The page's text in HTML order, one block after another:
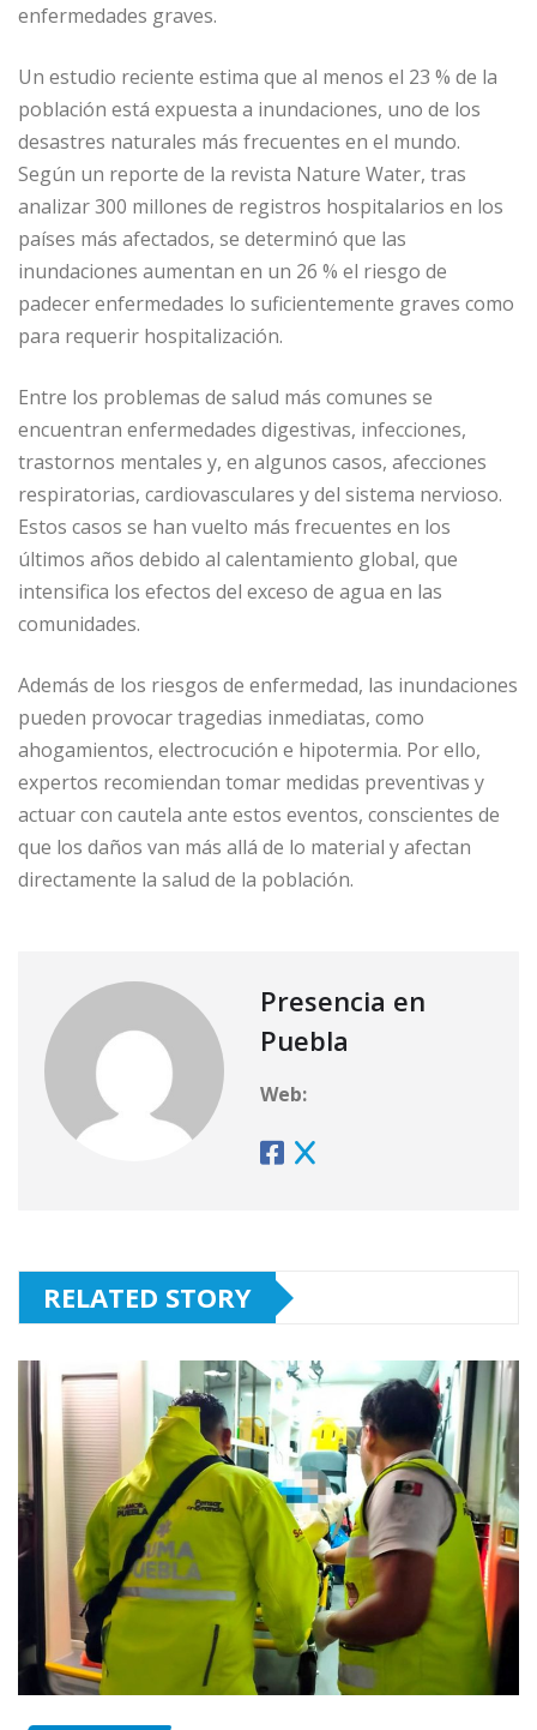
enfermedades graves.
Un estudio reciente estima que al menos el 23 % de la
población está expuesta a inundaciones, uno de los
desastres naturales más frecuentes en el mundo.
Según un reporte de la revista Nature Water, tras
analizar 300 millones de registros hospitalarios en los
países más afectados, se determinó que las
inundaciones aumentan en un 26 % el riesgo de
padecer enfermedades lo suficientemente graves como
para requerir hospitalización.
Entre los problemas de salud más comunes se
encuentran enfermedades digestivas, infecciones,
trastornos mentales y, en algunos casos, afecciones
respiratorias, cardiovasculares y del sistema nervioso.
Estos casos se han vuelto más frecuentes en los
últimos años debido al calentamiento global, que
intensifica los efectos del exceso de agua en las
comunidades.
Además de los riesgos de enfermedad, las inundaciones
pueden provocar tragedias inmediatas, como
ahogamientos, electrocución e hipotermia. Por ello,
expertos recomiendan tomar medidas preventivas y
actuar con cautela ante estos eventos, conscientes de
que los daños van más allá de lo material y afectan
directamente la salud de la población.
Presencia en
Puebla
Web:
RELATED STORY